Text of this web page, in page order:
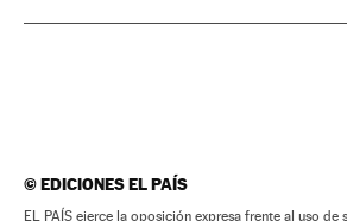
©EDICIONES EL PAÍS
EL PAÍS ejerce la oposición expresa frente al uso de